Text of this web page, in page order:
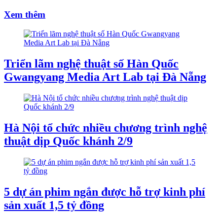
Xem thêm
Triển lãm nghệ thuật số Hàn Quốc
Gwangyang Media Art Lab tại Đà Nẵng
Hà Nội tổ chức nhiều chương trình nghệ
thuật dịp Quốc khánh 2/9
5 dự án phim ngắn được hỗ trợ kinh phí
sản xuất 1,5 tỷ đồng